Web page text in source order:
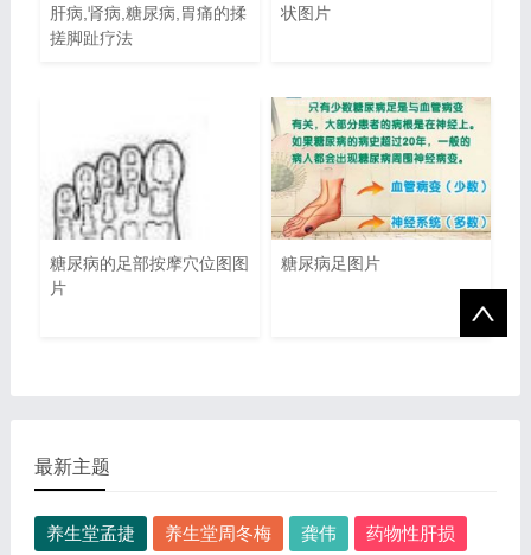
肝病,肾病,糖尿病,胃痛的揉
搓脚趾疗法
状图片
糖尿病的足部按摩穴位图图
片
糖尿病足图片
最新主题
养生堂孟捷 养生堂周冬梅 龚伟 药物性肝损